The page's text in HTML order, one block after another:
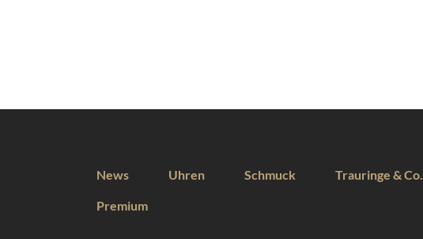
News Uhren Schmuck Trauringe & Co.
Premium